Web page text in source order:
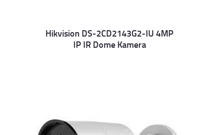
Details
Hikvision DS-2CD2143G2-IU 4MP
IP IR Dome Kamera